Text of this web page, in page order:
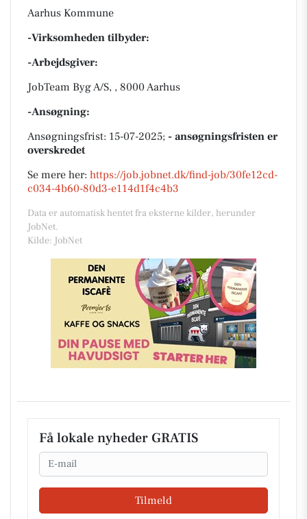
Aarhus Kommune
-Virksomheden tilbyder:
-Arbejdsgiver:
JobTeam Byg A/S, , 8000 Aarhus
-Ansøgning:
Ansøgningsfrist: 15-07-2025; - ansøgningsfristen er
overskredet
Se mere her: https://job.jobnet.dk/find-job/30fe12cd-
c034-4b60-80d3-e114d1f4c4b3
Data er automatisk hentet fra eksterne kilder, herunder
JobNet.
Kilde: JobNet
Få lokale nyheder GRATIS
Email
Tilmeld